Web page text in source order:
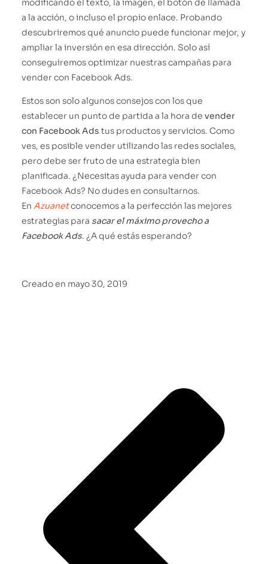
modificando el texto, la imagen, el botón de llamada
a la acción, o incluso el propio enlace. Probando
descubriremos qué anuncio puede funcionar mejor, y
ampliar la inversión en esa dirección. Solo así
conseguiremos optimizar nuestras campañas para
vender con Facebook Ads.
Estos son solo algunos consejos con los que
establecer un punto de partida a la hora de vender
con Facebook Ads tus productos y servicios. Como
ves, es posible vender utilizando las redes sociales,
pero debe ser fruto de una estrategia bien
planificada. ¿Necesitas ayuda para vender con
Facebook Ads? No dudes en consultarnos.
En Azuanetconocemos a la perfección las mejores
estrategias para sacar el máximo provecho a
Facebook Ads. ¿A qué estás esperando?
Creado en mayo 30, 2019